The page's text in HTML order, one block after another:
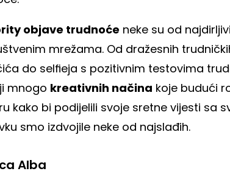
objave trudnoće neke su od
mrežama. Od dražesnih
do selfieja s pozitivnim testovima
mnogo kreativnih načina koje budući
kako bi podijelili svoje sretne vijesti sa
smo izdvojile neke od najslađih.
Alba